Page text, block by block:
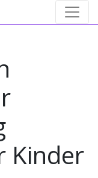
Kinder